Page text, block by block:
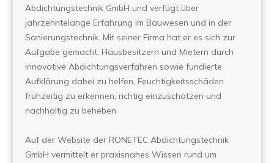
Abdichtungstechnik GmbH und verfügt über
jahrzehntelange Erfahrung im Bauwesen und in der
Sanierungstechnik. Mit seiner Firma hat er es sich zur
Aufgabe gemacht, Hausbesitzern und Mietern durch
innovative Abdichtungsverfahren sowie fundierte
Aufklärung dabei zu helfen, Feuchtigkeitsschäden
frühzeitig zu erkennen, richtig einzuschätzen und
nachhaltig zu beheben.
Auf der Website der RONETEC Abdichtungstechnik
GmbH vermittelt er praxisnahes Wissen rund um